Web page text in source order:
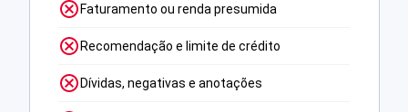
Faturamento ou renda presumida
Recomendação e limite de crédito
Dívidas, negativas e anotações